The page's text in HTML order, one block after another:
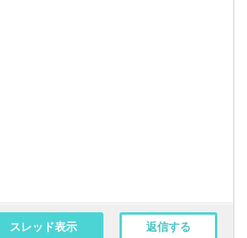
返信する
スレッド表示